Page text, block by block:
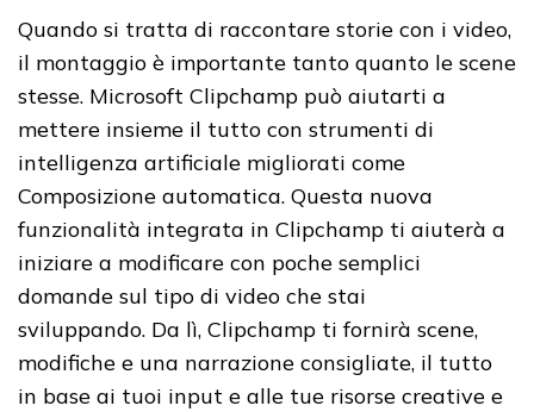
Quando si tratta di raccontare storie con i video,
il montaggio è importante tanto quanto le scene
stesse. Microsoft Clipchamp può aiutarti a
mettere insieme il tutto con strumenti di
intelligenza artificiale migliorati come
Composizione automatica. Questa nuova
funzionalità integrata in Clipchamp ti aiuterà a
iniziare a modificare con poche semplici
domande sul tipo di video che stai
sviluppando. Da lì, Clipchamp ti fornirà scene,
modifiche e una narrazione consigliate, il tutto
in base ai tuoi input e alle tue risorse creative e